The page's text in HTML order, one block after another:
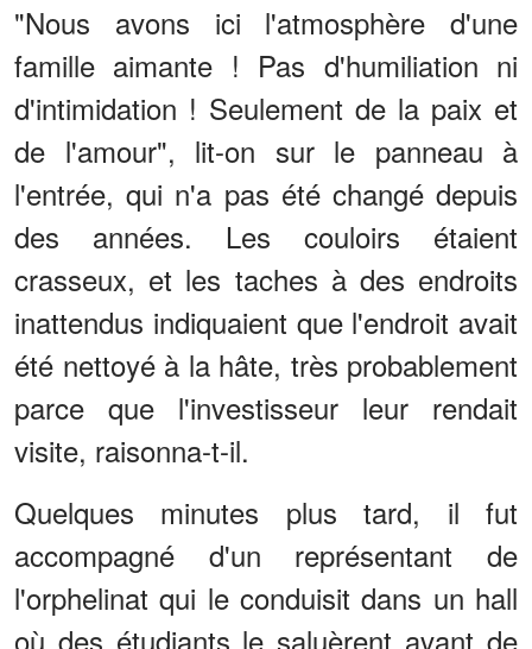
"Nous avons ici l'atmosphère d'une
famille aimante ! Pas d'humiliation ni
d'intimidation ! Seulement de la paix et
de l'amour", lit-on sur le panneau à
l'entrée, qui n'a pas été changé depuis
des années. Les couloirs étaient
crasseux, et les taches à des endroits
inattendus indiquaient que l'endroit avait
été nettoyé à la hâte, très probablement
parce que l'investisseur leur rendait
visite, raisonna-t-il.
Quelques minutes plus tard, il fut
accompagné d'un représentant de
l'orphelinat qui le conduisit dans un hall
où des étudiants le saluèrent avant de